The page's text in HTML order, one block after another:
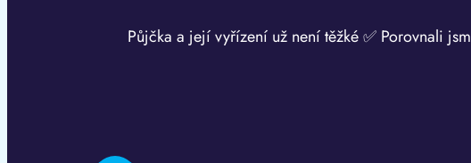
Půjčka a její vyřízení už není těžké ✅ Porovnali